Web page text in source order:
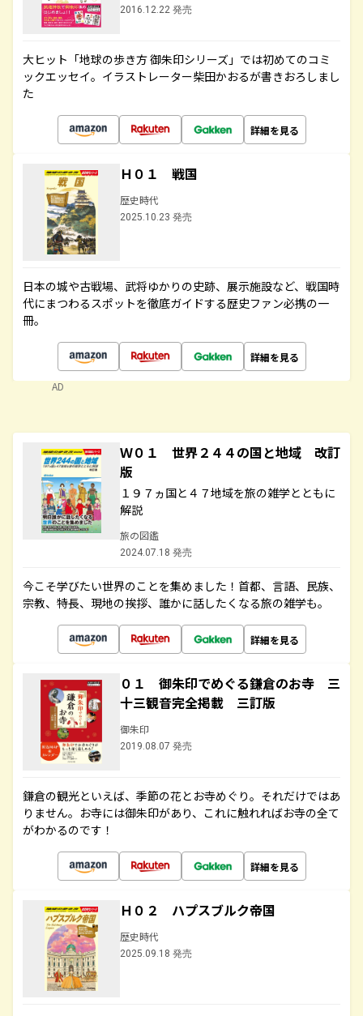
2016.12.22 発売
大ヒット「地球の歩き方 御朱印シリーズ」では初めてのコミ
ックエッセイ。イラストレーター柴田かおるが書きおろしまし
た
詳細を見る
Ｈ０１ 戦国
歴史時代
2025.10.23 発売
日本の城や古戦場、武将ゆかりの史跡、展示施設など、戦国時
代にまつわるスポットを徹底ガイドする歴史ファン必携の一
冊。
詳細を見る
AD
Ｗ０１ 世界２４４の国と地域 改訂
版
１９７ヵ国と４７地域を旅の雑学とともに
解説
旅の図鑑
2024.07.18 発売
今こそ学びたい世界のことを集めました！首都、言語、民族、
宗教、特長、現地の挨拶、誰かに話したくなる旅の雑学も。
詳細を見る
０１ 御朱印でめぐる鎌倉のお寺 三
十三観音完全掲載 三訂版
御朱印
2019.08.07 発売
鎌倉の観光といえば、季節の花とお寺めぐり。それだけではあ
りません。お寺には御朱印があり、これに触れればお寺の全て
がわかるのです！
詳細を見る
Ｈ０２ ハプスブルク帝国
歴史時代
2025.09.18 発売